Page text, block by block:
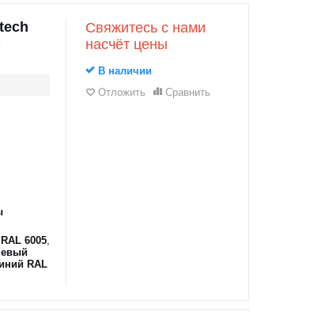
6005,
RAL
Свяжитесь с нами
насчёт цены
В наличии
Отложить
Сравнить